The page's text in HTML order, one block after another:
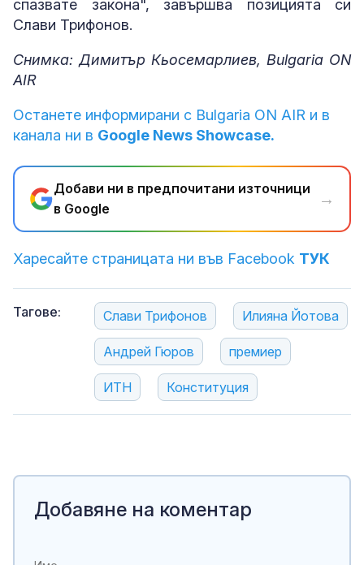
спазвате закона", завършва позицията си
Слави Трифонов.
Снимка: Димитър Кьосемарлиев, Bulgaria ON
AIR
Останете информирани с Bulgaria ON AIR и в
канала ни в Google News Showcase.
Добави ни в предпочитани източници
в Google
→
Харесайте страницата ни във Facebook ТУК
Тагове: Слави Трифонов Илияна Йотова
Андрей Гюров премиер
ИТН Конституция
Добавяне на коментар